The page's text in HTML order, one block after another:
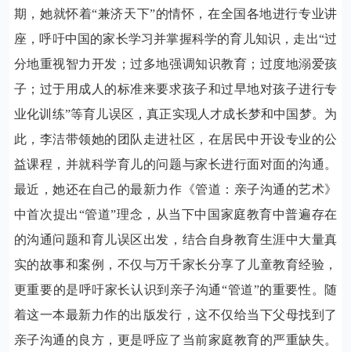
期，她就怀着“兼济天下”的情怀，在全国各地进行专业讲
座，呼吁中国的家长学习并掌握科学的育儿知识，走出“过
分地重视智力开发；过多地强调知识教育；过度地溺爱孩
子；过于用成人的标准来要求孩子和过早地对孩子进行专
业化训练”等育儿误区，真正实现人才成长梦和中国梦。为
此，李洁带领她的团队走进社区，在居民中开设专业的公
益课程，并就科学育儿的问题与家长进行面对面的沟通。
最近，她还在自己的最新力作《管道：亲子沟通的艺术》
中首次提出“管道”理念，从当下中国家庭教育中普遍存在
的沟通问题和育儿误区出发，结合自身教育生涯中大量真
实的故事和案例，不仅与万千家长分享了儿童教育经验，
更重要的是呼吁家长认识到亲子沟通“管道”的重要性。随
着这一本最新力作的出版发行，这不仅给当下父母找到了
亲子沟通的良方，更是呼应了当前家庭教育的严重缺失。